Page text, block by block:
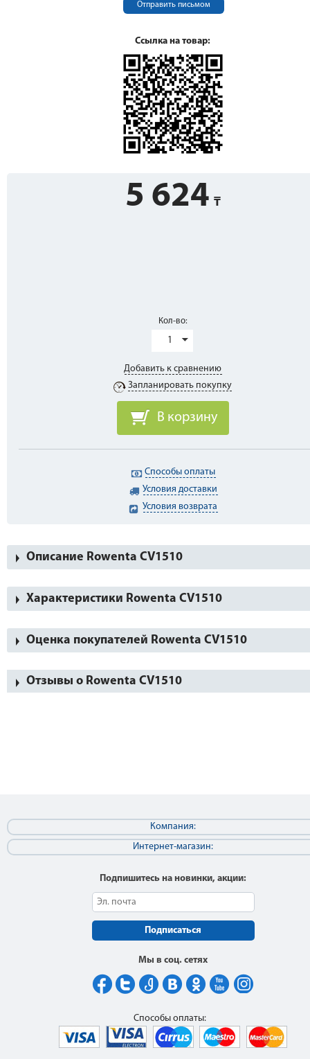
Отправить письмом
Ссылка на товар:
5 624
Кол-во:
1
Добавить к сравнению
Запланировать покупку
В корзину
Способы оплаты
Условия доставки
Условия возврата
Описание Rowenta CV1510
Характеристики Rowenta CV1510
Оценка покупателей Rowenta CV1510
Отзывы о Rowenta CV1510
Компания:
Интернет-магазин:
Подпишитесь на новинки, акции:
Подписаться
Мы в соц. сетях
Способы оплаты: